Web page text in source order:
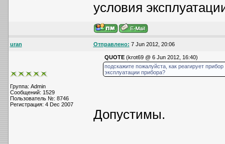
условия
uran Отправлено: 7 Jun 2012, 20:06
Группа: Admin
Сообщений: 1529
Пользователь №: 8746
Регистрация: 4 Dec 2007
QUOTE (krot69 @ 6 Jun 2012, 16:40)
подскажите пожалуйста, как реагирует
эксплуатации прибора?
Допустимы.